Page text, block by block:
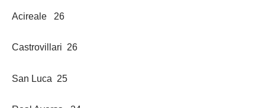
Acireale 26
Castrovillari 26
San Luca 25